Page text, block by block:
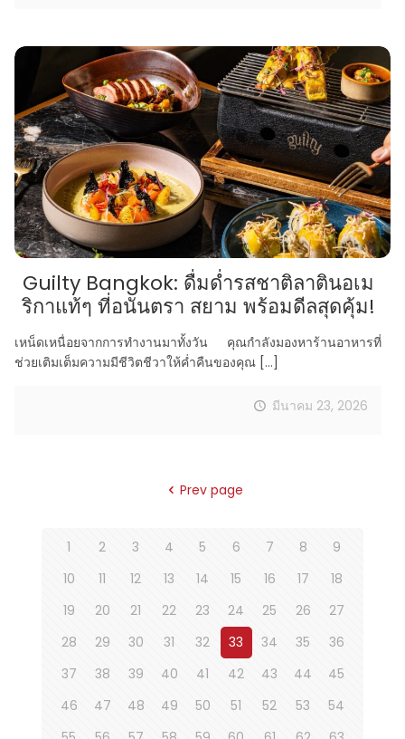
Guilty Bangkok: ดื่มด่ำรสชาติลาตินอเม
ริกาแท้ๆ ที่อนันตรา สยาม พร้อมดีลสุดคุ้ม!
เหน็ดเหนื่อยจากการทำงานมาทั้งวัน คุณกำลังมองหาร้านอาหารที่
ช่วยเติมเต็มความมีชีวิตชีวาให้ค่ำคืนของคุณ […]
มีนาคม 23, 2026
Prev page
1 2 3 4 5 6 7 8
9
10
11 12 13 14 15 16 17
18
19
20 21 22 23 24 25 26
27
28
29 30 31 32 33 34 35
36
37
38 39 40 41 42 43 44
45
46
47 48 49 50 51 52 53
54